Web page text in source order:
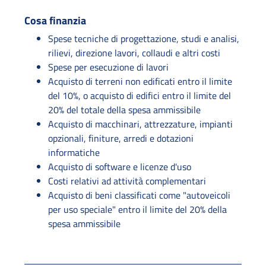
Cosa finanzia
Spese tecniche di progettazione, studi e analisi,
rilievi, direzione lavori, collaudi e altri costi
Spese per esecuzione di lavori
Acquisto di terreni non edificati entro il limite
del 10%, o acquisto di edifici entro il limite del
20% del totale della spesa ammissibile
Acquisto di macchinari, attrezzature, impianti
opzionali, finiture, arredi e dotazioni
informatiche
Acquisto di software e licenze d'uso
Costi relativi ad attività complementari
Acquisto di beni classificati come "autoveicoli
per uso speciale" entro il limite del 20% della
spesa ammissibile